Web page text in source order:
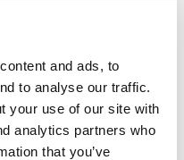
and ads, to
to analyse our traffic.
your use of our site with
analytics partners who
that you’ve
+ Kinderheim Kutzner
Vienenburg